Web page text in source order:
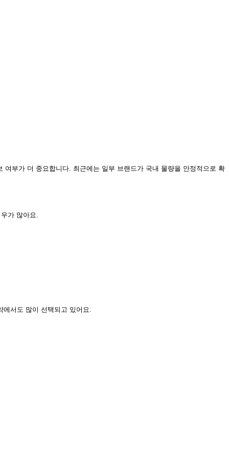
부가 더 중요합니다. 최근에는 일부 브랜드가 국내 물량을 안정적으로 확
가 많아요.
에서도 많이 선택되고 있어요.